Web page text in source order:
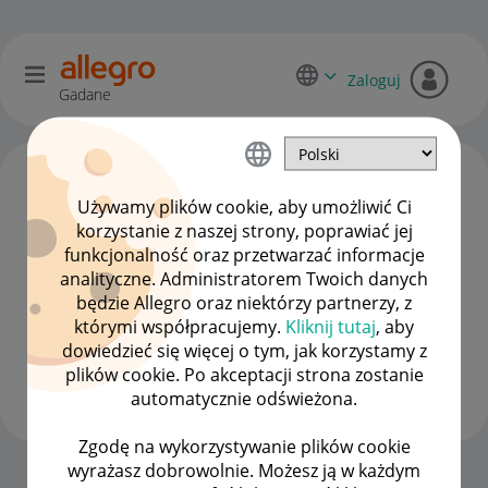
Używamy plików cookie, aby umożliwić Ci
korzystanie z naszej strony, poprawiać jej
funkcjonalność oraz przetwarzać informacje
analityczne. Administratorem Twoich danych
będzie Allegro oraz niektórzy partnerzy, z
którymi współpracujemy. Kliknij tutaj, aby
dowiedzieć się więcej o tym, jak korzystamy z
plików cookie. Po akceptacji strona zostanie
automatycznie odświeżona.
Zgodę na wykorzystywanie plików cookie
wyrażasz dobrowolnie. Możesz ją w każdym
Gadane
Zaloguj
Majstersklep1
#1 Nowicjusz
Strona Główna OPCJE